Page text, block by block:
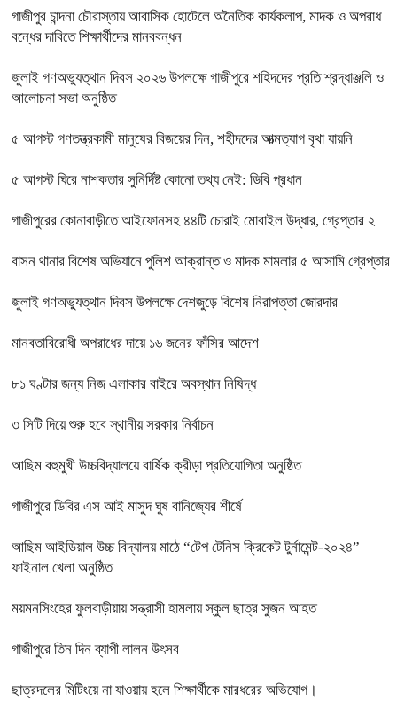
গাজীপুর চান্দনা চৌরাস্তায় আবাসিক হোটেলে অনৈতিক কার্যকলাপ, মাদক ও অপরাধ
বন্ধের দাবিতে শিক্ষার্থীদের মানববন্ধন
জুলাই গণঅভ্যুত্থান দিবস ২০২৬ উপলক্ষে গাজীপুরে শহিদদের প্রতি শ্রদ্ধাঞ্জলি ও
আলোচনা সভা অনুষ্ঠিত
৫ আগস্ট গণতন্ত্রকামী মানুষের বিজয়ের দিন, শহীদদের আত্মত্যাগ বৃথা যায়নি
৫ আগস্ট ঘিরে নাশকতার সুনির্দিষ্ট কোনো তথ্য নেই: ডিবি প্রধান
গাজীপুরের কোনাবাড়ীতে আইফোনসহ ৪৪টি চোরাই মোবাইল উদ্ধার, গ্রেপ্তার ২
বাসন থানার বিশেষ অভিযানে পুলিশ আক্রান্ত ও মাদক মামলার ৫ আসামি গ্রেপ্তার
জুলাই গণঅভ্যুত্থান দিবস উপলক্ষে দেশজুড়ে বিশেষ নিরাপত্তা জোরদার
মানবতাবিরোধী অপরাধের দায়ে ১৬ জনের ফাঁসির আদেশ
৮১ ঘণ্টার জন্য নিজ এলাকার বাইরে অবস্থান নিষিদ্ধ
৩ সিটি দিয়ে শুরু হবে স্থানীয় সরকার নির্বাচন
আছিম বহুমুখী উচ্চবিদ্যালয়ে বার্ষিক ক্রীড়া প্রতিযোগিতা অনুষ্ঠিত
গাজীপুরে ডিবির এস আই মাসুদ ঘুষ বানিজ্যের শীর্ষে
আছিম আইডিয়াল উচ্চ বিদ্যালয় মাঠে “টেপ টেনিস ক্রিকেট টুর্নামেন্ট-২০২৪”
ফাইনাল খেলা অনুষ্ঠিত
ময়মনসিংহের ফুলবাড়ীয়ায় সন্ত্রাসী হামলায় স্কুল ছাত্র সুজন আহত
গাজীপুরে তিন দিন ব্যাপী লালন উৎসব
ছাত্রদলের মিটিংয়ে না যাওয়ায় হলে শিক্ষার্থীকে মারধরের অভিযোগ।